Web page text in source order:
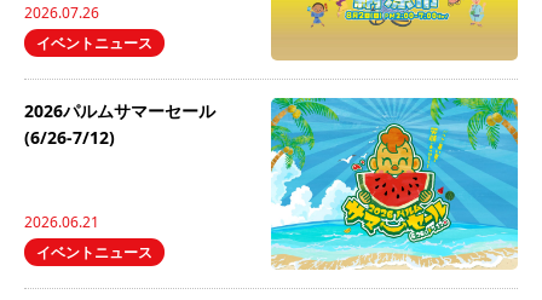
2026.07.26
イベントニュース
2026パルムサマーセール
(6/26-7/12)
2026.06.21
イベントニュース